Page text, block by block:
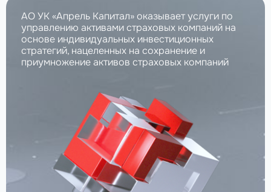
АО УК «Апрель Капитал» оказывает услуги по
управлению активами страховых компаний на
основе индивидуальных инвестиционных
стратегий, нацеленных на сохранение и
приумножение активов страховых компаний